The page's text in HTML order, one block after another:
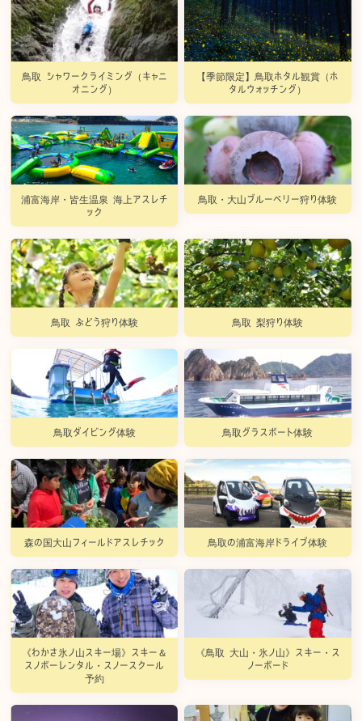
鳥取 シャワークライミング（キャニ
オニング）
【季節限定】鳥取ホタル観賞（ホ
タルウォッチング）
浦富海岸・皆生温泉 海上アスレチ
ック
鳥取・大山ブルーベリー狩り体験
鳥取 ぶどう狩り体験 鳥取 梨狩り体験
鳥取ダイビング体験 鳥取グラスボート体験
森の国大山フィールドアスレチック 鳥取の浦富海岸ドライブ体験
《わかさ氷ノ山スキー場》スキー＆
スノボーレンタル・スノースクール
予約
《鳥取 大山・氷ノ山》スキー・ス
ノーボード